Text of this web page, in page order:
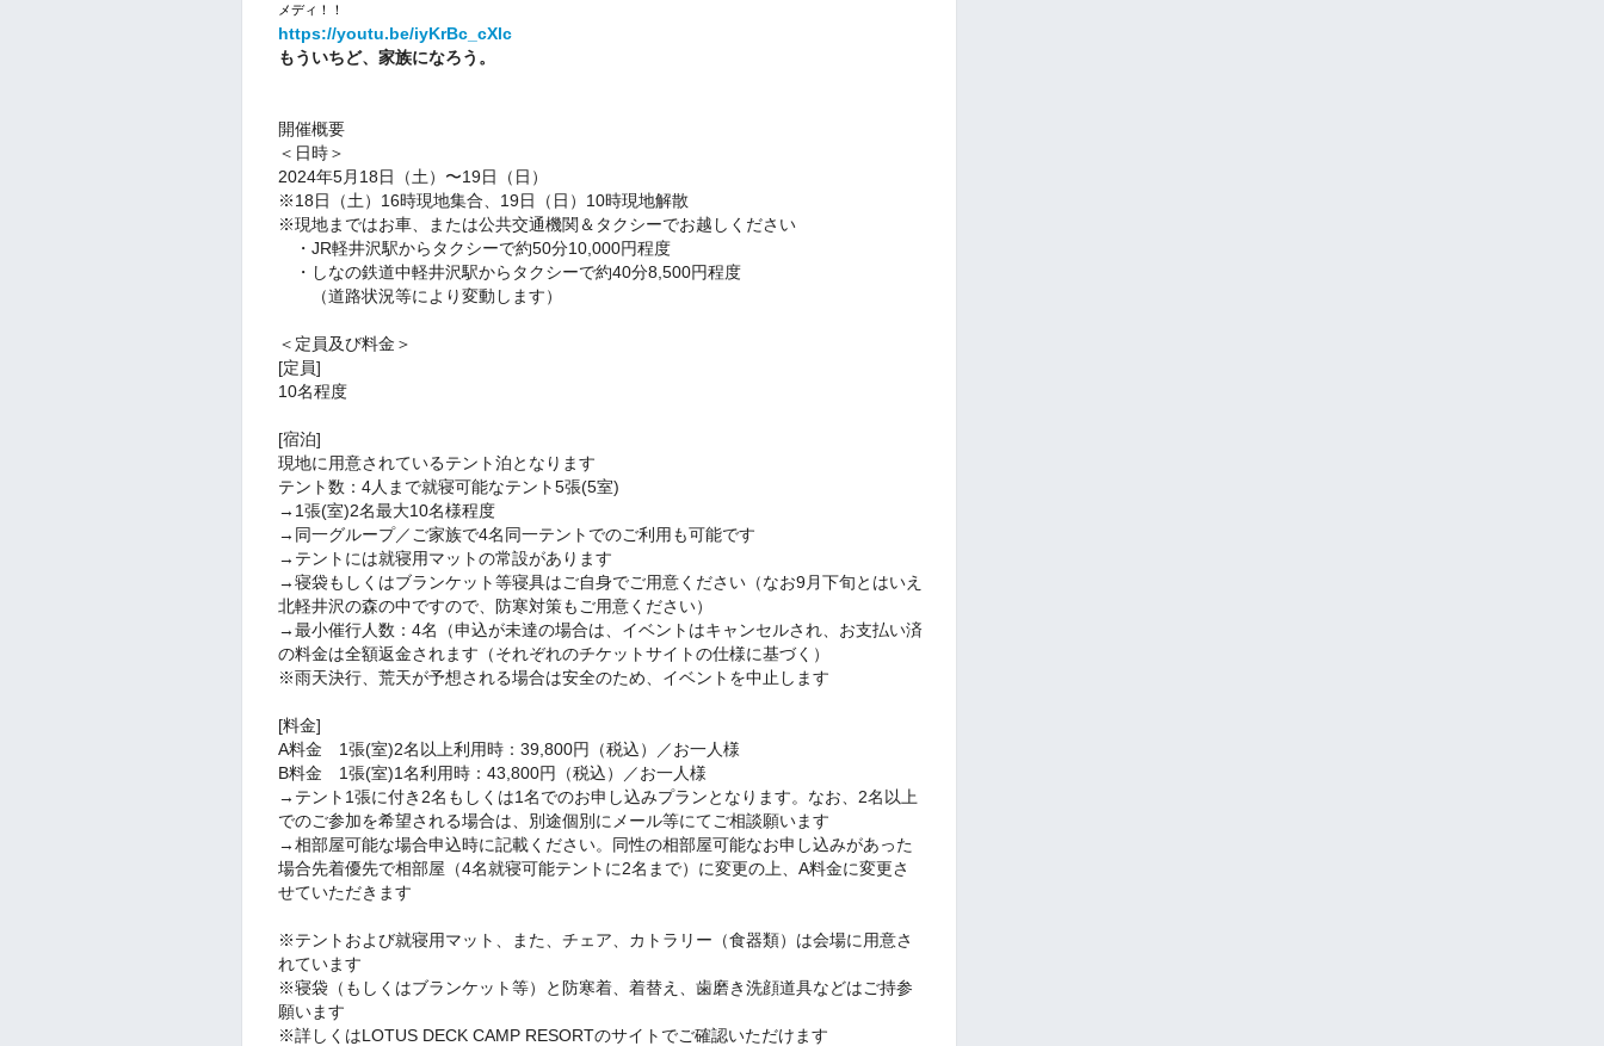
メディ！！
https://youtu.be/iyKrBc_cXlc
もういちど、家族になろう。
︎開催概要
＜日時＞
2024年5月18日（土）〜19日（日）
※18日（土）16時現地集合、19日（日）10時現地解散
※現地まではお車、または公共交通機関＆タクシーでお越しください
・JR軽井沢駅からタクシーで約50分10,000円程度
・しなの鉄道中軽井沢駅からタクシーで約40分8,500円程度
（道路状況等により変動します）
＜定員及び料金＞
[定員]
10名程度
[宿泊]
現地に用意されているテント泊となります
テント数：4人まで就寝可能なテント5張(5室)
→1張(室)2名最大10名様程度
→同一グループ／ご家族で4名同一テントでのご利用も可能です
→テントには就寝用マットの常設があります
→寝袋もしくはブランケット等寝具はご自身でご用意ください（なお9月下旬とはいえ
北軽井沢の森の中ですので、防寒対策もご用意ください）
→最小催行人数：4名（申込が未達の場合は、イベントはキャンセルされ、お支払い済
の料金は全額返金されます（それぞれのチケットサイトの仕様に基づく）
※雨天決行、荒天が予想される場合は安全のため、イベントを中止します
[料金]
A料金 1張(室)2名以上利用時：39,800円（税込）／お一人様
B料金 1張(室)1名利用時：43,800円（税込）／お一人様
→テント1張に付き2名もしくは1名でのお申し込みプランとなります。なお、2名以上
でのご参加を希望される場合は、別途個別にメール等にてご相談願います
→相部屋可能な場合申込時に記載ください。同性の相部屋可能なお申し込みがあった
場合先着優先で相部屋（4名就寝可能テントに2名まで）に変更の上、A料金に変更さ
せていただきます
※テントおよび就寝用マット、また、チェア、カトラリー（食器類）は会場に用意さ
れています
※寝袋（もしくはブランケット等）と防寒着、着替え、歯磨き洗顔道具などはご持参
願います
※詳しくはLOTUS DECK CAMP RESORTのサイトでご確認いただけます